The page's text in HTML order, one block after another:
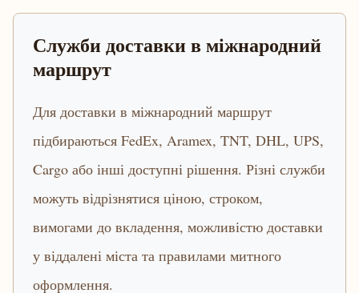
Служби доставки в міжнародний
маршрут
Для доставки в міжнародний маршрут
підбираються FedEx, Aramex, TNT, DHL, UPS,
Cargo або інші доступні рішення. Різні служби
можуть відрізнятися ціною, строком,
вимогами до вкладення, можливістю доставки
у віддалені міста та правилами митного
оформлення.